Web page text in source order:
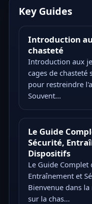
Key Guides
Introduction
chasteté
Introduction aux
cages de chasteté
pour restreindre
Souvent...
Le Guide
Sécurité,
Dispositifs
Le Guide Complet
Entraînement et
Bienvenue dans
sur la chas...